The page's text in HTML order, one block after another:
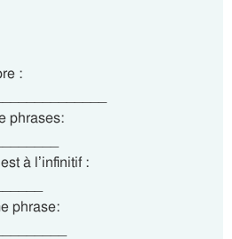
:
phrases:
à l’infinitif :
phrase: